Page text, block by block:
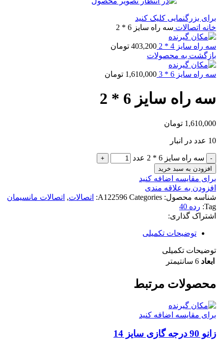
برای بزرگنمایی کلیک کنید
خانه اتصالات سه راه سایز 6 * 2
سه راه سایز 4 * 2 403,200 تومان
بازگشت به محصولات
سه راه سایز 6 * 3 1,610,000 تومان
سه راه سایز 6 * 2
1,610,000 تومان
10 عدد در انبار
سه راه سایز 6 * 2 عدد
افزودن به سبد خرید
برای مقایسه اضافه کنید
افزودن به علاقه مندی
شناسه محصول:
A122596 Categories: اتصالات, اتصالات مانسیمان
Tag: رده 40
اشتراک گذاری:
توضیحات تکمیلی
توضیحات تکمیلی
ابعاد 6 سانتیمتر
محصولات مرتبط
برای مقایسه اضافه کنید
زانو 90 درجه گازی سایز 14